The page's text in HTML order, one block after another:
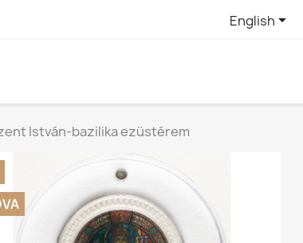
English
István-bazilika ezüstérem